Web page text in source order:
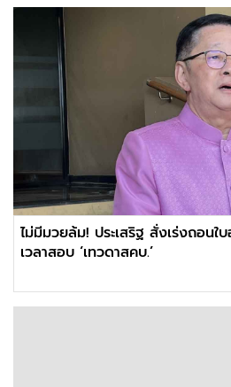
ไม่มีมวยล้ม! ประเสริฐ สั่งเร่งถอน
เวลาสอบ ‘เทวดาสคบ.’